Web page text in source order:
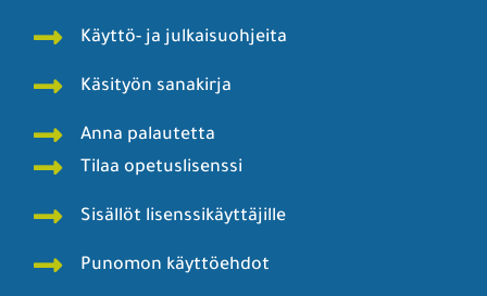
Käyttö- ja julkaisuohjeita
Käsityön sanakirja
Anna palautetta
Tilaa opetuslisenssi
Sisällöt lisenssikäyttäjille
Punomon käyttöehdot